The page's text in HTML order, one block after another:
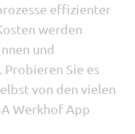
effizienter
werden
und
Sie es
von den vielen
Werkhof App